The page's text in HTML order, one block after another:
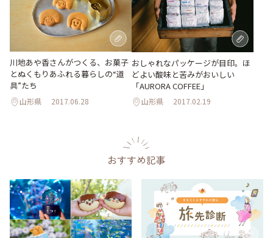
川地あや香さんがつくる、お菓子
とぬくもりあふれる暮らしの“道
具”たち
山形県 2017.06.28
おしゃれなパッケージが目印。ほ
どよい酸味と苦みがおいしい
「AURORA COFFEE」
山形県 2017.02.19
おすすめ記事